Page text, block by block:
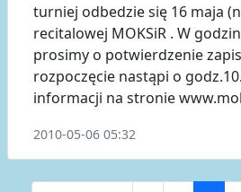
turniej odbedzie się 16 maja
recitalowej MOKSiR . W
prosimy o potwierdzenie
rozpoczęcie nastąpi o
informacji na stronie
2010-05-06 05:32